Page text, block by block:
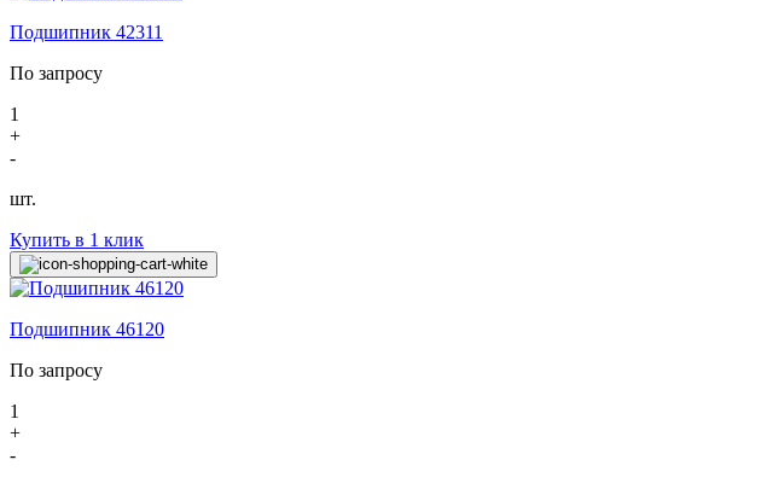
Подшипник 42311
По запросу
1
+
-
шт.
Купить в 1 клик
Подшипник 46120
По запросу
1
+
-